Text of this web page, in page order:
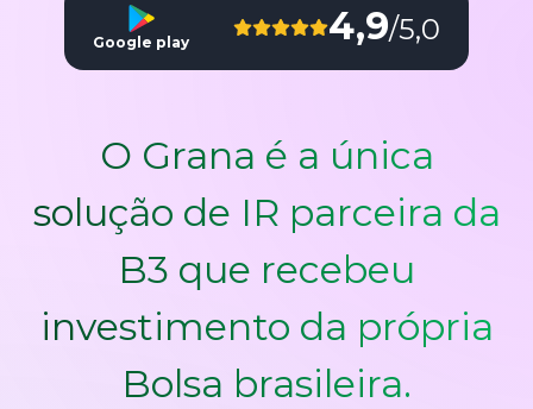
Google play 4,9/5,0
O Grana é a única
solução de IR parceira da
B3 que recebeu
investimento da própria
Bolsa brasileira.